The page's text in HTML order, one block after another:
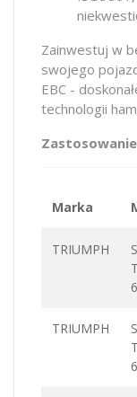
Zainwestuj w
swojego
EBC -
technologii
Zastosowanie
Marka
TRIUMPH
TRIUMPH